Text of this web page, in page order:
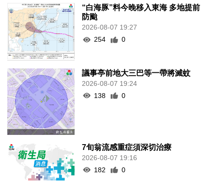
“白海豚”料今晚移入東海 多地提前
防颱
2026-08-07 19:27
254
0
議事亭前地大三巴等一帶將滅蚊
2026-08-07 19:24
138
0
7旬翁流感重症須深切治療
2026-08-07 19:16
182
0